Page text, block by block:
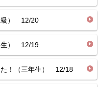
級） 12/20
生） 12/19
た！（三年生） 12/18